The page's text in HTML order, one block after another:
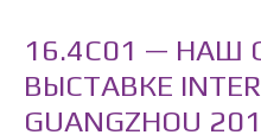
16.4C01 — НАШ
ВЫСТАВКЕ
GUANGZHOU